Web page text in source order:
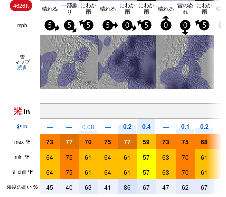
4626ft 晴れる 一部曇
り
にわか
雨 晴れる にわか
雨
にわか
雨 晴れる 雷の恐
れ
にわか
雨 晴
mph 5 5 5 5 0 5 0 0 5
雪
マップ
続き
in — — — — — — — — —
in — — 0.08 — 0.2 0.4 — 0.1 0.2
max °F 73 77 70 75 77 59 73 75 68
min °F 64 75 61 64 61 57 63 70 61
chill °F 64 75 61 64 61 57 63 70 61
湿度の高い % 45 40 63 41 86 67 47 62 67